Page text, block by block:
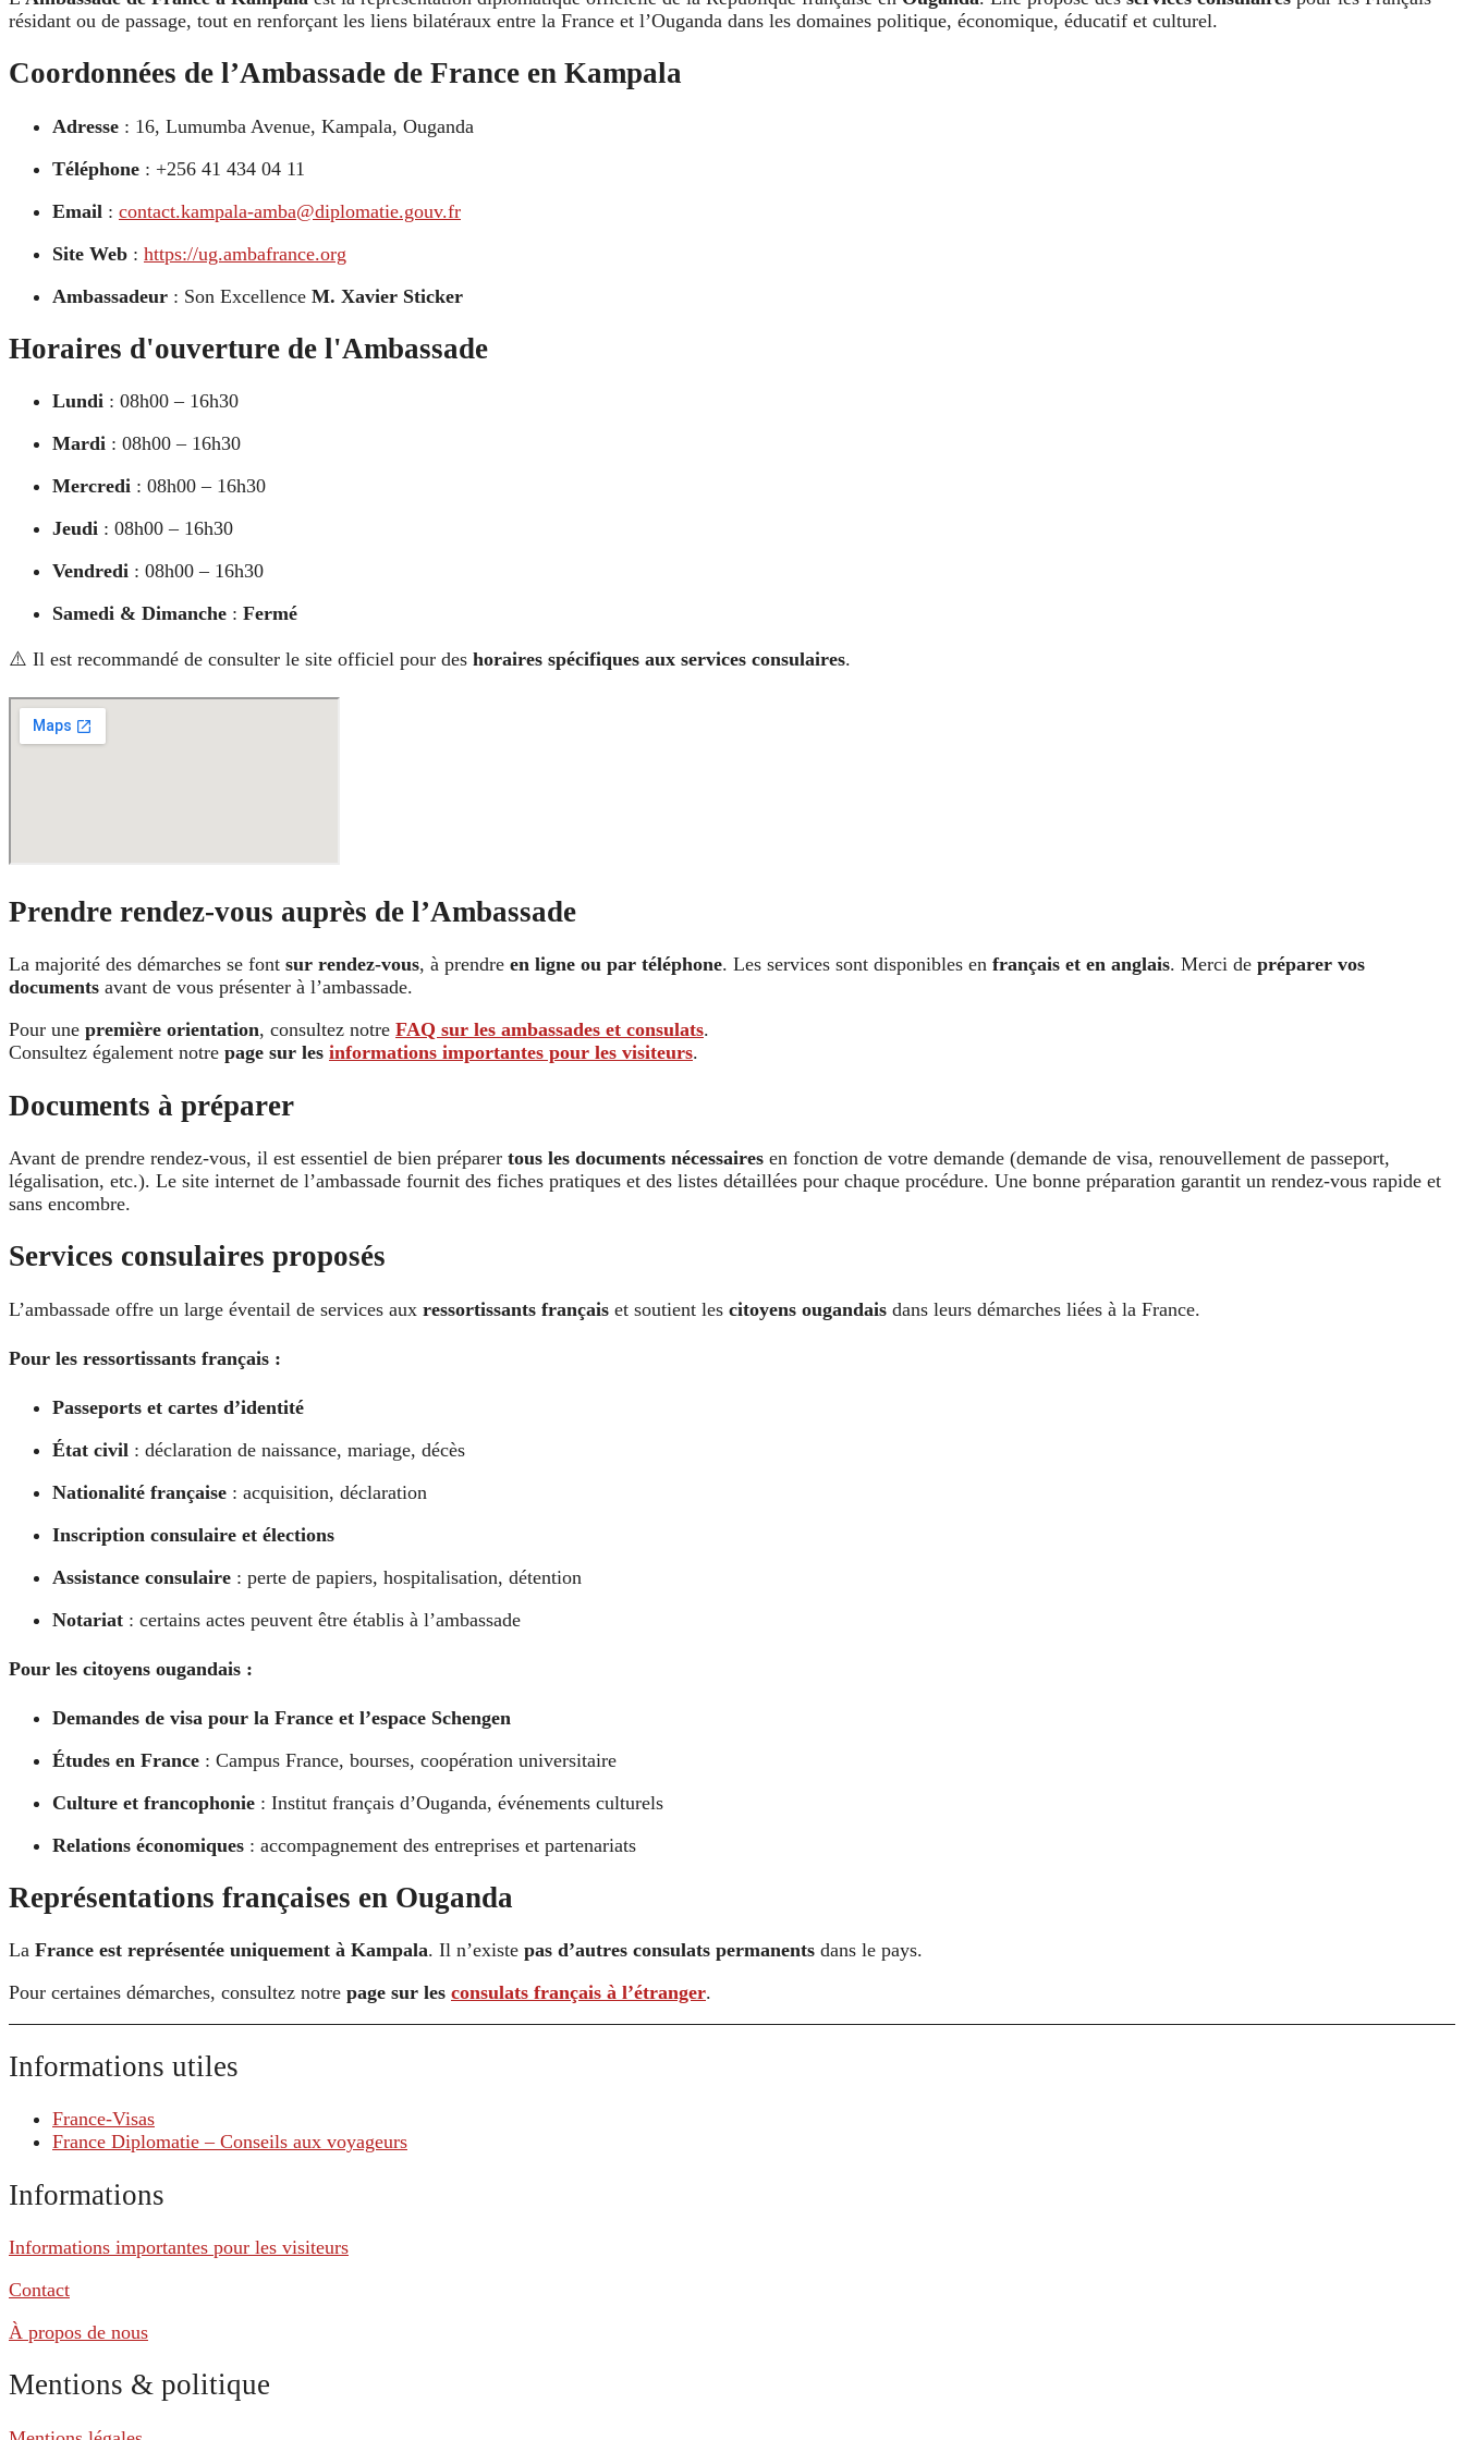
résidant ou de passage, tout en renforçant les liens bilatéraux entre la France et l’Ouganda dans les domaines politique, économique, éducatif et culturel.
Coordonnées de l’Ambassade de France en Kampala
Adresse : 16, Lumumba Avenue, Kampala, Ouganda
Téléphone : +256 41 434 04 11
Email : contact.kampala-amba@diplomatie.gouv.fr
Site Web : https://ug.ambafrance.org
Ambassadeur : Son Excellence M. Xavier Sticker
Horaires d'ouverture de l'Ambassade
Lundi : 08h00 – 16h30
Mardi : 08h00 – 16h30
Mercredi : 08h00 – 16h30
Jeudi : 08h00 – 16h30
Vendredi : 08h00 – 16h30
Samedi & Dimanche : Fermé
⚠️ Il est recommandé de consulter le site officiel pour des horaires spécifiques aux services consulaires.
Prendre rendez-vous auprès de l’Ambassade
La majorité des démarches se font sur rendez-vous, à prendre en ligne ou par téléphone. Les services sont disponibles en français et en anglais. Merci de préparer vos
documents avant de vous présenter à l’ambassade.
Pour une première orientation, consultez notre FAQ sur les ambassades et consulats.
Consultez également notre page sur les informations importantes pour les visiteurs.
Documents à préparer
Avant de prendre rendez-vous, il est essentiel de bien préparer tous les documents nécessaires en fonction de votre demande (demande de visa, renouvellement de passeport,
légalisation, etc.). Le site internet de l’ambassade fournit des fiches pratiques et des listes détaillées pour chaque procédure. Une bonne préparation garantit un rendez-vous rapide et
sans encombre.
Services consulaires proposés
L’ambassade offre un large éventail de services aux ressortissants français et soutient les citoyens ougandais dans leurs démarches liées à la France.
Pour les ressortissants français :
Passeports et cartes d’identité
État civil : déclaration de naissance, mariage, décès
Nationalité française : acquisition, déclaration
Inscription consulaire et élections
Assistance consulaire : perte de papiers, hospitalisation, détention
Notariat : certains actes peuvent être établis à l’ambassade
Pour les citoyens ougandais :
Demandes de visa pour la France et l’espace Schengen
Études en France : Campus France, bourses, coopération universitaire
Culture et francophonie : Institut français d’Ouganda, événements culturels
Relations économiques : accompagnement des entreprises et partenariats
Représentations françaises en Ouganda
La France est représentée uniquement à Kampala. Il n’existe pas d’autres consulats permanents dans le pays.
Pour certaines démarches, consultez notre page sur les consulats français à l’étranger.
Informations utiles
France-Visas
France Diplomatie – Conseils aux voyageurs
Informations
Informations importantes pour les visiteurs
Contact
À propos de nous
Mentions & politique